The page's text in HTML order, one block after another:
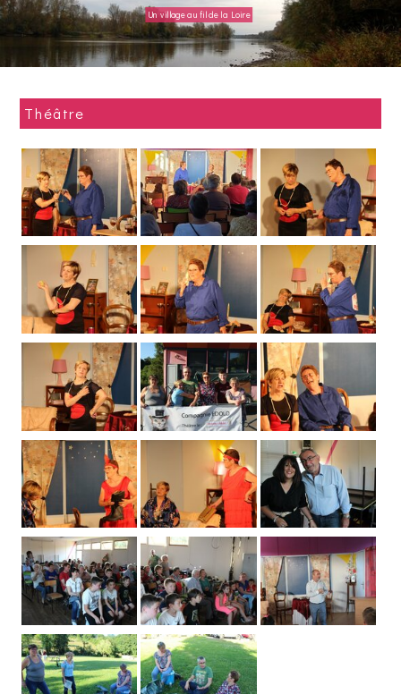
Un village au fil de la Loire
Théâtre